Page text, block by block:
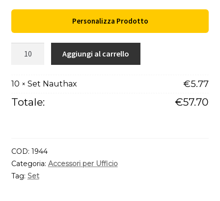
Personalizza Prodotto
Aggiungi al carrello
10 × Set Nauthax €5.77
Totale: €57.70
COD: 1944
Categoria: Accessori per Ufficio
Tag: Set